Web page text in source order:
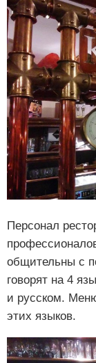
Персонал
общительны с
говорят на 4
и русском.
этих языков.